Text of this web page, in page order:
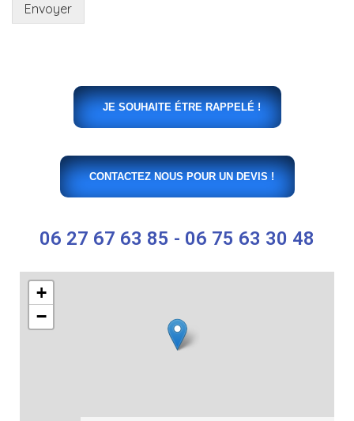
Envoyer
JE SOUHAITE ÉTRE RAPPELÉ !
CONTACTEZ NOUS POUR UN DEVIS !
06 27 67 63 85 - 06 75 63 30 48
+
−